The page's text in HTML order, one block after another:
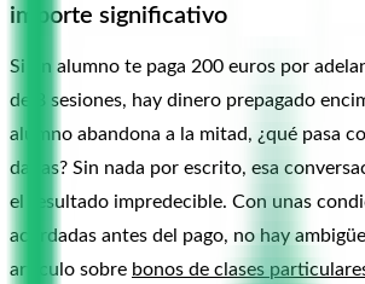
importe significativo
Si un alumno te paga 200 euros por
de 8 sesiones, hay dinero prepagado
alumno abandona a la mitad, ¿qué pasa
dadas? Sin nada por escrito, esa
el resultado impredecible. Con unas
acordadas antes del pago, no hay
artículo sobre bonos de clases